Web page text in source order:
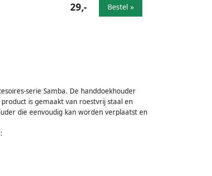
29,- Bestel »
serie Samba. De handdoekhouder
is gemaakt van roestvrij staal en
die eenvoudig kan worden verplaatst en